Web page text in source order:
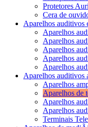
Protetores
Cera de
Aparelhos
Aparelhos
Aparelhos
Aparelhos
Aparelhos
Aparelhos
Aparelhos auditivos
Aparelhos
Aparelhos de
Aparelhos
Aparelhos
Terminais